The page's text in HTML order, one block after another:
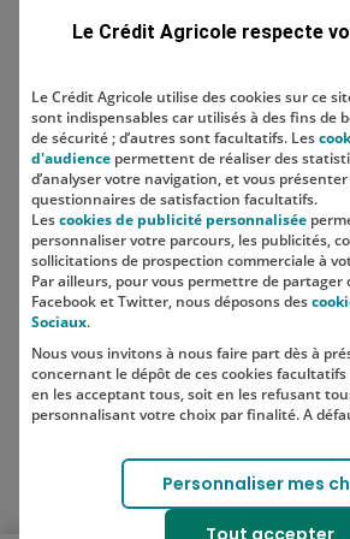
Localisation
SUIVEZ-NOUS SUR LES
SOCIAUX
Lien vers le
Lien
Le Crédit Agricole respecte
Le Crédit Agricole utilise des cookies sur ce
sont indispensables car utilisés à des fins de
de sécurité ; d’autres sont facultatifs. Les
d'audience permettent de réaliser des
d’analyser votre navigation, et vous
questionnaires de satisfaction facultatifs.
Lescookies de publicité personnalisée
personnaliser votre parcours, les publicités,
sollicitations de prospection commerciale à
Par ailleurs, pour vous permettre de
Facebook et Twitter, nous déposons des
Sociaux.
Nous vous invitons à nous faire part dès à
concernant le dépôt de ces cookies
en les acceptant tous, soit en les refusant
personnalisant votre choix par finalité. A
Votre choix est libre et peut être modifié à
sur le lien "Cookies", en bas de page.
Pour en savoir plus sur les responsables de
Personnaliser mes
Tout accepter